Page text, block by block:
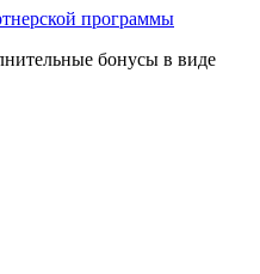
программы
бонусы в виде